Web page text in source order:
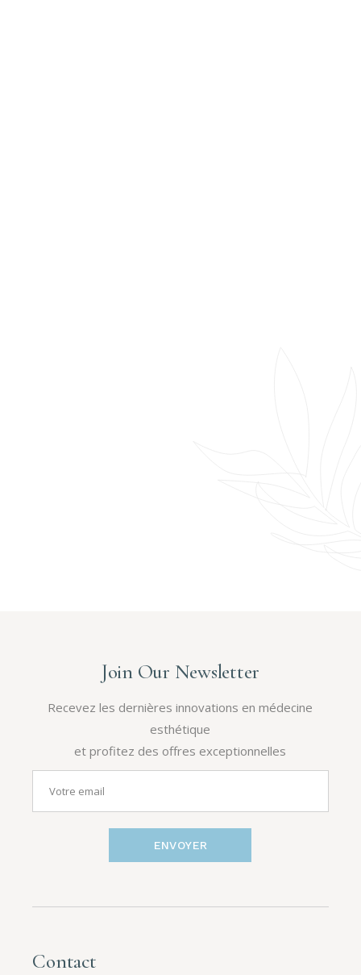
Join Our Newsletter
Recevez les dernières innovations en médecine
esthétique
et profitez des offres exceptionnelles
ENVOYER
Contact